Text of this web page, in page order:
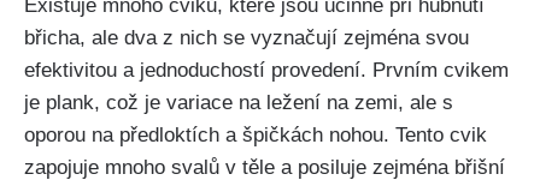
Existuje mnoho cviků, které jsou účinné ‍při hubnutí
břicha, ale dva z nich se vyznačují zejména svou
efektivitou a⁢ jednoduchostí provedení. ​Prvním cvikem‍
je ⁤plank, což je variace ​na⁢ ležení ‍na zemi,​ ale s
oporou na‌ předloktích⁣ a špičkách​ nohou. Tento ⁢cvik⁤
zapojuje mnoho svalů‍ v těle a posiluje ⁢zejména břišní